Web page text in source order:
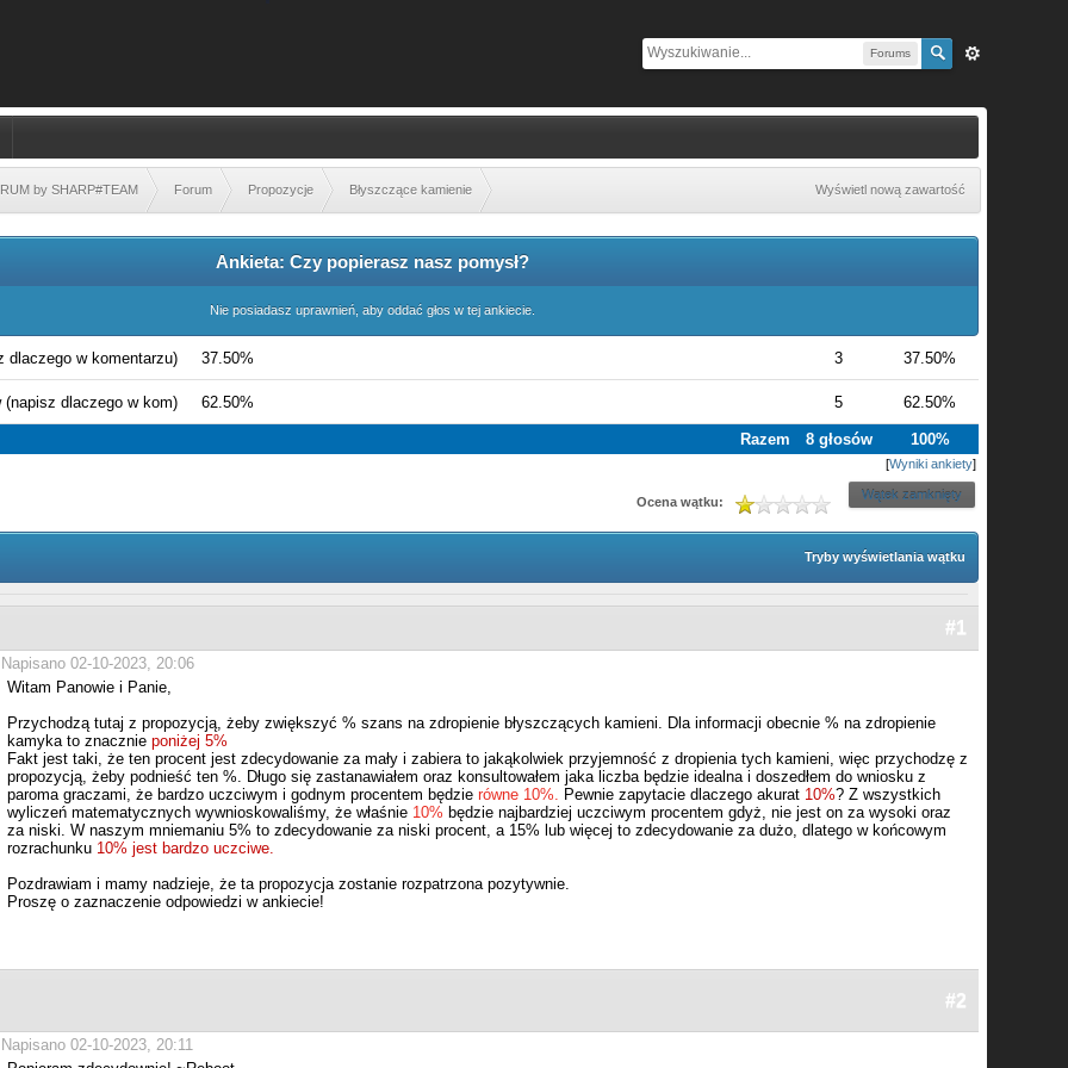
Forums
by SHARP#TEAM Forum Propozycje Błyszczące kamienie Wyświetl nową zawartość
Ankieta: Czy popierasz nasz pomysł?
Nie posiadasz uprawnień, aby oddać głos w tej ankiecie.
dlaczego w komentarzu) 37.50% 3 37.50%
(napisz dlaczego w kom) 62.50% 5 62.50%
Razem 8 głosów 100%
[Wyniki ankiety]
Wątek zamknięty
Ocena wątku:
Tryby wyświetlania wątku
#1
Napisano 02-10-2023, 20:06
Witam Panowie i Panie,
Przychodzą tutaj z propozycją, żeby zwiększyć % szans na zdropienie błyszczących kamieni. Dla informacji obecnie % na zdropienie
kamyka to znacznieponiżej 5%
Fakt jest taki, że ten procent jest zdecydowanie za mały i zabiera to jakąkolwiek przyjemność z dropienia tych kamieni, więc przychodzę z
propozycją, żeby podnieść ten %. Długo się zastanawiałem oraz konsultowałem jaka liczba będzie idealna i doszedłem do wniosku z
paroma graczami, że bardzo uczciwym i godnym procentem będzierówne 10%. Pewnie zapytacie dlaczego akurat 10%? Z wszystkich
wyliczeń matematycznych wywnioskowaliśmy, że właśnie 10% będzie najbardziej uczciwym procentem gdyż, nie jest on za wysoki oraz
za niski. W naszym mniemaniu 5% to zdecydowanie za niski procent, a 15% lub więcej to zdecydowanie za dużo, dlatego w końcowym
rozrachunku 10% jest bardzo uczciwe.
Pozdrawiam i mamy nadzieje, że ta propozycja zostanie rozpatrzona pozytywnie.
Proszę o zaznaczenie odpowiedzi w ankiecie!
#2
Napisano 02-10-2023, 20:11